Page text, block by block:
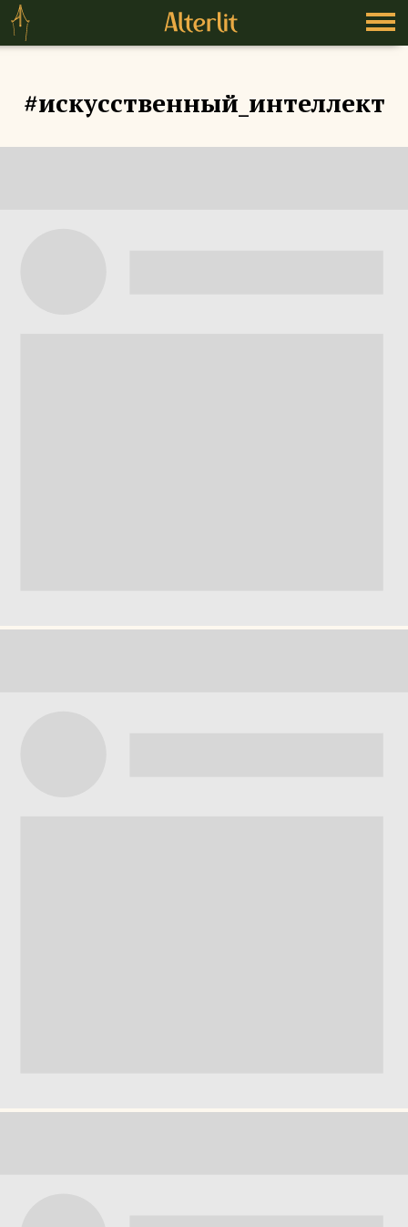
#искусственный_интеллект